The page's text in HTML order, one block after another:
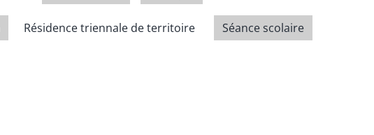
Résidence triennale de territoire Séance scolaire